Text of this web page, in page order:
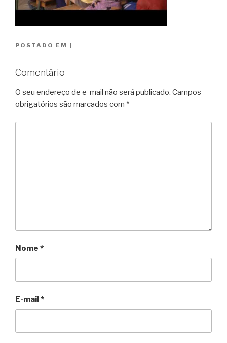
POSTADO EM
Comentário
O seu endereço de e-mail não será publicado. Campos
obrigatórios são marcados com *
Nome *
E-mail*